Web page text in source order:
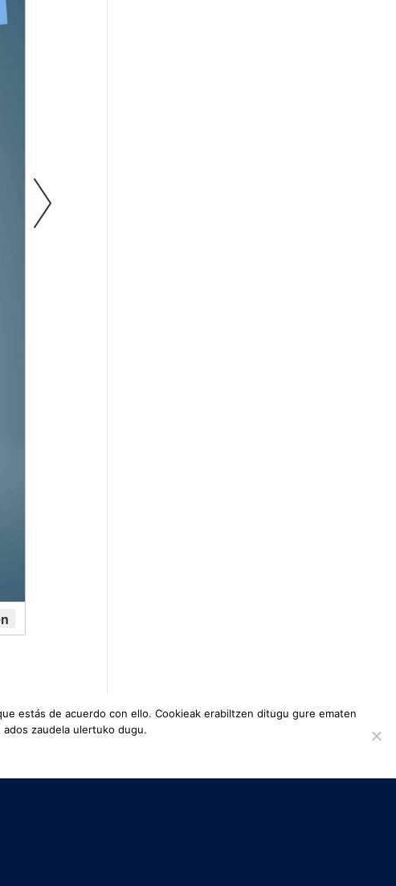
estás de acuerdo con ello. Cookieak erabiltzen ditugu gure ematen
zaudela ulertuko dugu.